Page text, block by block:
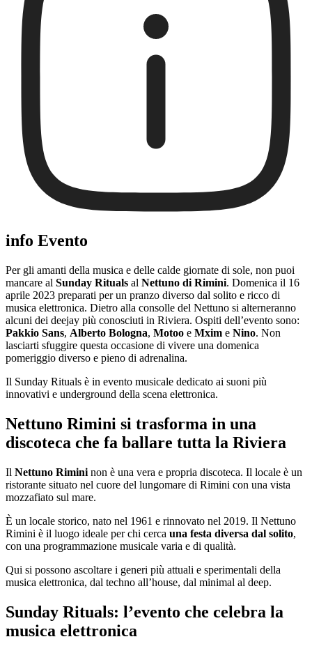
info Evento
Per gli amanti della musica e delle calde giornate di sole, non puoi
mancare al Sunday Rituals al Nettuno di Rimini. Domenica il 16
aprile 2023 preparati per un pranzo diverso dal solito e ricco di
musica elettronica. Dietro alla consolle del Nettuno si alterneranno
alcuni dei deejay più conosciuti in Riviera. Ospiti dell’evento sono:
Pakkio Sans, Alberto Bologna, Motoo e Mxim e Nino. Non
lasciarti sfuggire questa occasione di vivere una domenica
pomeriggio diverso e pieno di adrenalina.
Il Sunday Rituals è in evento musicale dedicato ai suoni più
innovativi e underground della scena elettronica.
Nettuno Rimini si trasforma in una
discoteca che fa ballare tutta la Riviera
Il Nettuno Rimini non è una vera e propria discoteca. Il locale è un
ristorante situato nel cuore del lungomare di Rimini con una vista
mozzafiato sul mare.
È un locale storico, nato nel 1961 e rinnovato nel 2019. Il Nettuno
Rimini è il luogo ideale per chi cerca una festa diversa dal solito,
con una programmazione musicale varia e di qualità.
Qui si possono ascoltare i generi più attuali e sperimentali della
musica elettronica, dal techno all’house, dal minimal al deep.
Sunday Rituals: l’evento che celebra la
musica elettronica